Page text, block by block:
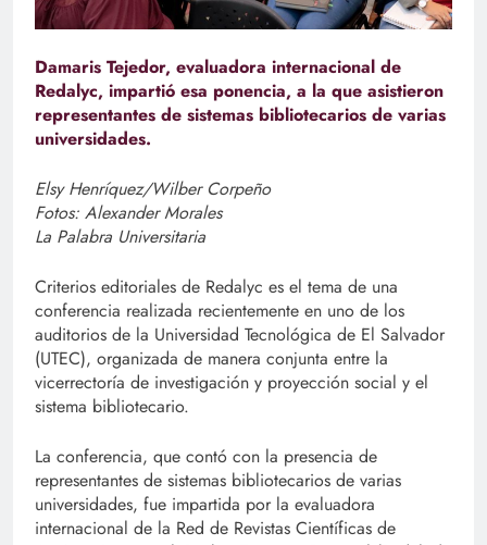
Damaris Tejedor, evaluadora internacional de
Redalyc, impartió esa ponencia, a la que asistieron
representantes de sistemas bibliotecarios de varias
universidades.
Elsy Henríquez/Wilber Corpeño
Fotos: Alexander Morales
La Palabra Universitaria
Criterios editoriales de Redalyc es el tema de una
conferencia realizada recientemente en uno de los
auditorios de la Universidad Tecnológica de El Salvador
(UTEC), organizada de manera conjunta entre la
vicerrectoría de investigación y proyección social y el
sistema bibliotecario.
La conferencia, que contó con la presencia de
representantes de sistemas bibliotecarios de varias
universidades, fue impartida por la evaluadora
internacional de la Red de Revistas Científicas de